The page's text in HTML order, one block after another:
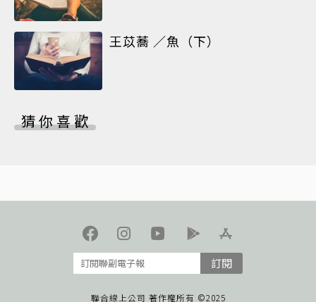
王苡蕎 ／魚（下）
猜你喜歡
訂閱
聯合線上公司 著作權所有 ©2025